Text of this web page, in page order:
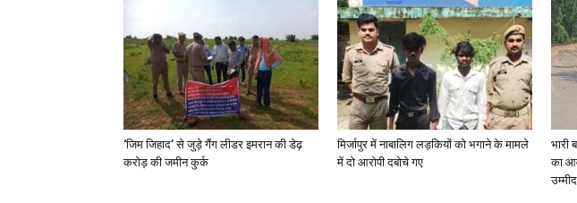
‘जिम जिहाद’ से जुड़े गैंग लीडर इमरान की डेढ़
करोड़ की जमीन कुर्क
मिर्जापुर में नाबालिग लड़कियों को भगाने के मामले
में दो आरोपी दबोचे गए
भारी
का
उम्मीद